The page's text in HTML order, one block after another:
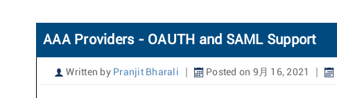
AAA Providers - OAUTH and SAML Support
Written by Pranjit Bharali Posted on 9月 16, 2021